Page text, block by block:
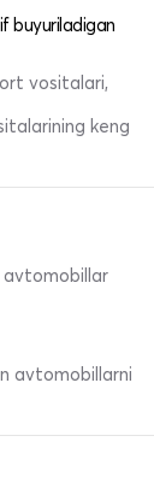
buyuriladigan
vositalari,
keng
avtomobillar
avtomobillarni